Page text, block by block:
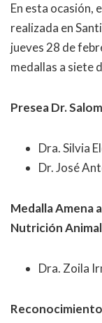
En esta ocasión,
realizada en
jueves 28 de
medallas a siete
Presea Dr.
Dra. Silvia
Dr. José
Medalla Amena
Nutrición
Dra. Zoila